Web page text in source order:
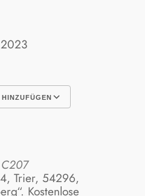
2023
Trier, 54296,
Kostenlose